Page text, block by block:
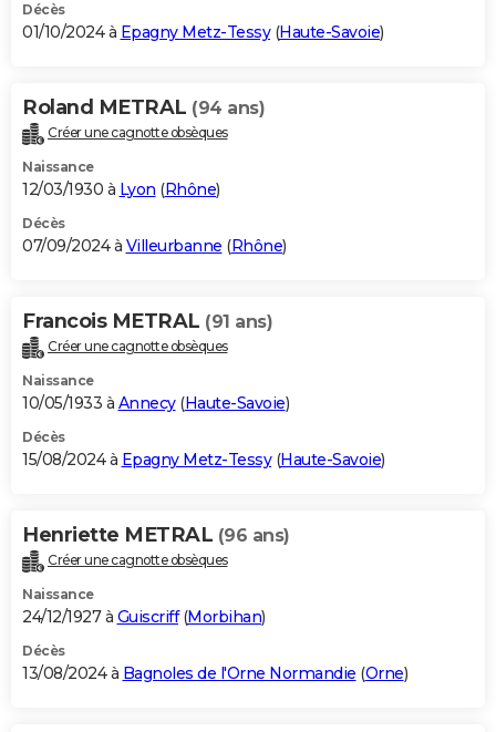
Décès
01/10/2024 à Epagny Metz-Tessy(Haute-Savoie)
Roland METRAL (94 ans)
Créer une cagnotte obsèques
Naissance
12/03/1930 à Lyon (Rhône)
Décès
07/09/2024 à Villeurbanne (Rhône)
Francois METRAL (91 ans)
Créer une cagnotte obsèques
Naissance
10/05/1933 à Annecy(Haute-Savoie)
Décès
15/08/2024 à Epagny Metz-Tessy(Haute-Savoie)
Henriette METRAL (96 ans)
Créer une cagnotte obsèques
Naissance
24/12/1927 à Guiscriff(Morbihan)
Décès
13/08/2024 à Bagnoles de l'Orne Normandie (Orne)